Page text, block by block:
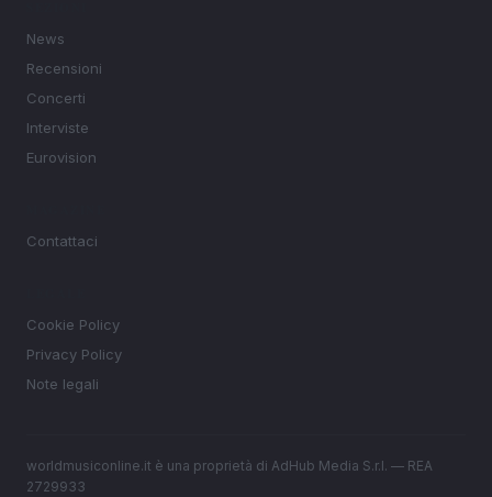
News
Recensioni
Concerti
Interviste
Eurovision
Contattaci
Cookie Policy
Privacy Policy
Note legali
worldmusiconline.it è una proprietà di AdHub Media S.r.l. — REA
2729933